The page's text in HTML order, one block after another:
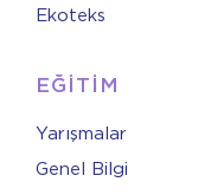
Ekoteks
EĞİTİM
Yarışmalar
Genel Bilgi